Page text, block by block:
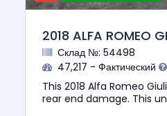
2018 ALFA ROMEO
Склад №: 54498
47,217 - Фактический
This 2018 Alfa Romeo
rear end damage. This